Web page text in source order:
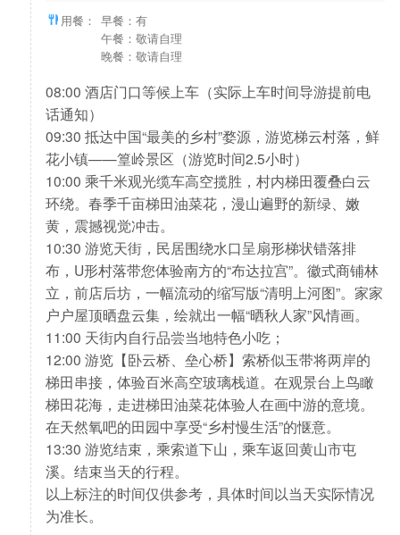
用餐： 早餐：有
午餐：敬请自理
晚餐：敬请自理
08:00 酒店门口等候上车（实际上车时间导游提前电
话通知）
09:30 抵达中国“最美的乡村”婺源，游览梯云村落，鲜
花小镇——篁岭景区（游览时间2.5小时）
10:00 乘千米观光缆车高空揽胜，村内梯田覆叠白云
环绕。春季千亩梯田油菜花，漫山遍野的新绿、嫩
黄，震撼视觉冲击。
10:30 游览天街，民居围绕水口呈扇形梯状错落排
布，U形村落带您体验南方的“布达拉宫”。徽式商铺林
立，前店后坊，一幅流动的缩写版“清明上河图”。家家
户户屋顶晒盘云集，绘就出一幅“晒秋人家”风情画。
11:00 天街内自行品尝当地特色小吃；
12:00 游览【卧云桥、垒心桥】索桥似玉带将两岸的
梯田串接，体验百米高空玻璃栈道。在观景台上鸟瞰
梯田花海，走进梯田油菜花体验人在画中游的意境。
在天然氧吧的田园中享受“乡村慢生活”的惬意。
13:30 游览结束，乘索道下山，乘车返回黄山市屯
溪。结束当天的行程。
以上标注的时间仅供参考，具体时间以当天实际情况
为准长。